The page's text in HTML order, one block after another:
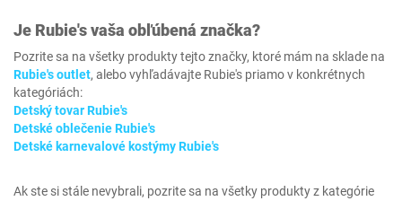
Je Rubie'svaša obľúbená značka?
Pozrite sa na všetky produkty tejto značky, ktoré mám na sklade na
Rubie's outlet, alebo vyhľadávajte Rubie's priamo v konkrétnych
kategóriách:
Detský tovar Rubie's
Detské oblečenie Rubie's
Detské karnevalové kostýmy Rubie's
Ak ste si stále nevybrali, pozrite sa na všetky produkty z kategórie